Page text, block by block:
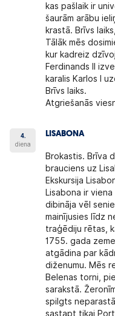
kas pašlaik ir
šaurām arābu
krastā. Brīvs
Tālāk mēs
kur kadreiz
Ferdinands II
karalis Karlos I
Brīvs laiks.
Atgriešanās
4.
diena
LISABONA
Brokastis. Brīva
brauciens uz
Ekskursija
Lisabona ir
dibināja vēl
mainījusies līdz
traģēdiju rētas,
1755. gada
atgādina par
diženumu. Mēs
Belenas torni,
sarakstā.
spilgts
sastapt tikai